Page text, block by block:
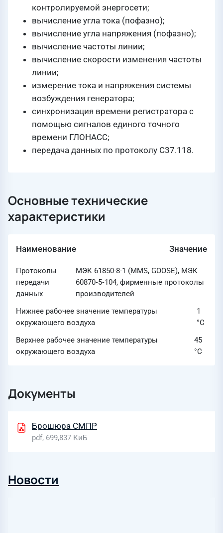
контролируемой энергосети;
вычисление угла тока (пофазно);
вычисление угла напряжения (пофазно);
вычисление частоты линии;
вычисление скорости изменения частоты
линии;
измерение тока и напряжения системы
возбуждения генератора;
синхронизация времени регистратора с
помощью сигналов единого точного
времени ГЛОНАСС;
передача данных по протоколу С37.118.
Основные технические
характеристики
Наименование Значение
Протоколы
передачи
данных
МЭК 61850-8-1 (MMS, GOOSE), МЭК
60870‑5‑104, фирменные протоколы
производителей
Нижнее рабочее значение температуры
окружающего воздуха
1
°C
Верхнее рабочее значение температуры
окружающего воздуха
45
°C
Документы
Брошюра СМПР
pdf, 699,837 КиБ
Новости